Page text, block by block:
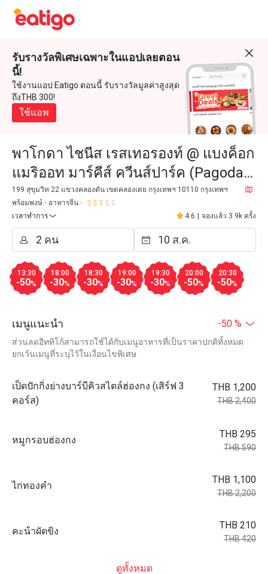
รับรางวัลพิเศษเฉพาะในแอปเลยตอน
นี้!
ใช้งานแอป Eatigo ตอนนี้ รับรางวัลมูลค่าสูงสุด
ถึงTHB 300!
ใช้แอพ
พาโกดา ไชนีส เรสเทอรองท์ @ แบงค็อก
แมริออท มาร์คีส์ ควีนส์ปาร์ค (Pagoda
Chinese Restaurant @ Bangkok
Marriott Marquis Queen's Pa
199 สุขุมวิท 22 แขวงคลองตัน เขตคลองเตย กรุงเทพฯ 10110 กรุงเทพฯ
พร้อมพงษ์
อาหารจีน
เวลาทำการ
4.6 จองแล้ว 3.9k ครั้ง
13:30
-50%
18:00
-30%
18:30
-30%
19:00
-30%
19:30
-30%
20:00
-50%
20:30
-50%
เมนูแนะนำ -50 %
ส่วนลดอีททิโก้สามารถใช้ได้กับเมนูอาหารที่เป็นราคาปกติทั้งหมด
ยกเว้นเมนูที่ระบุไว้ในเงื่อนไขพิเศษ
เป็ดปักกิ่งย่างบาร์บีคิวสไตล์ฮ่องกง (เสิร์ฟ 3
คอร์ส)
THB 1,200
THB 2,400
หมูกรอบฮ่องกง
THB 295
THB 590
ไก่ทองคำ
THB 1,100
THB 2,200
คะน้าผัดขิง
THB 210
THB 420
ดูทั้งหมด